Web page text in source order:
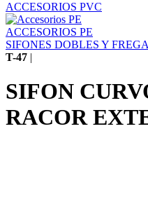
ACCESORIOS PVC
ACCESORIOS PE
SIFONES DOBLES Y
T-47 |
SIFON
RACOR